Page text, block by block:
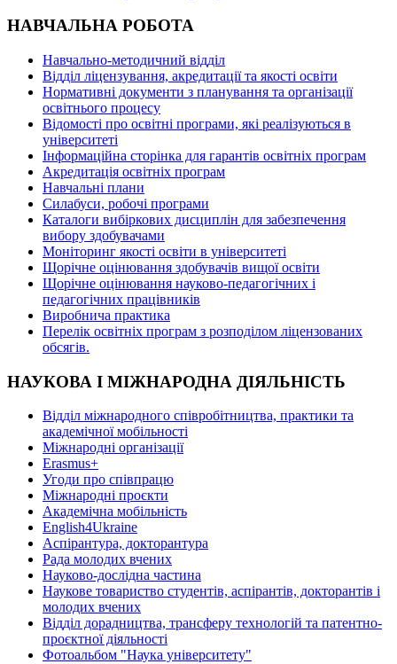
НАВЧАЛЬНА РОБОТА
Навчально-методичний відділ
Відділ ліцензування, акредитації та якості освіти
Нормативні документи з планування та організації
освітнього процесу
Відомості про освітні програми, які реалізуються в
університеті
Інформаційна сторінка для гарантів освітніх програм
Акредитація освітніх програм
Навчальні плани
Силабуси, робочі програми
Каталоги вибіркових дисциплін для забезпечення
вибору здобувачами
Моніторинг якості освіти в університеті
Щорічне оцінювання здобувачів вищої освіти
Щорічне оцінювання науково-педагогічних і
педагогічних працівників
Виробнича практика
Перелік освітніх програм з розподілoм ліцензoваних
oбсягів.
НАУКОВА І МІЖНАРОДНА ДІЯЛЬНІСТЬ
Відділ міжнародного співробітництва, практики та
академічної мобільності
Міжнародні організації
Erasmus+
Угоди про співпрацю
Міжнародні проєкти
Академічна мобільність
English4Ukraine
Аспірантура, докторантура
Рада молодих вчених
Науково-дослідна частина
Наукове товариство студентів, аспірантів, докторантів і
молодих вчених
Відділ дорадництва, трансферу технологій та патентно-
проєктної діяльності
Фотоальбом "Наука університету"